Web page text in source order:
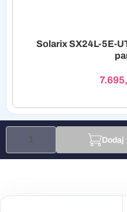
Solarix SX24L-5E-
Dodaj